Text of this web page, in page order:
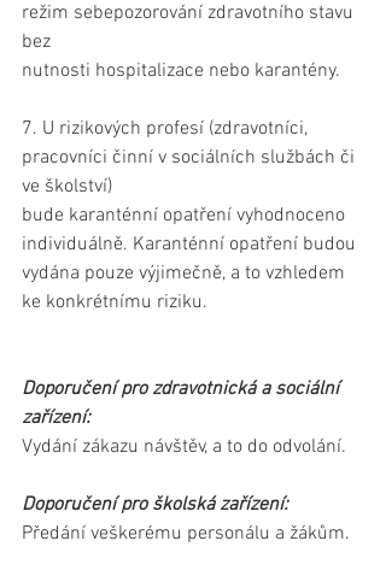
režim sebepozorování zdravotního stavu
bez
nutnosti hospitalizace nebo karantény.
7. U rizikových profesí (zdravotníci,
pracovníci činní v sociálních službách či
ve školství)
bude karanténní opatření vyhodnoceno
individuálně. Karanténní opatření budou
vydána pouze výjimečně, a to vzhledem
ke konkrétnímu riziku.
Doporučení pro zdravotnická a sociální
zařízení:
Vydání zákazu návštěv, a to do odvolání.
Doporučení pro školská zařízení:
Předání veškerému personálu a žákům.